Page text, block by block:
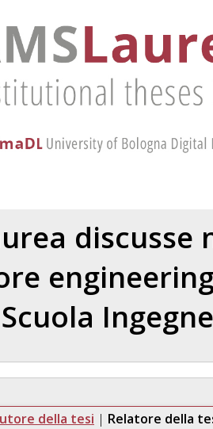
discusse
Scuola
della tesi | Relatore della